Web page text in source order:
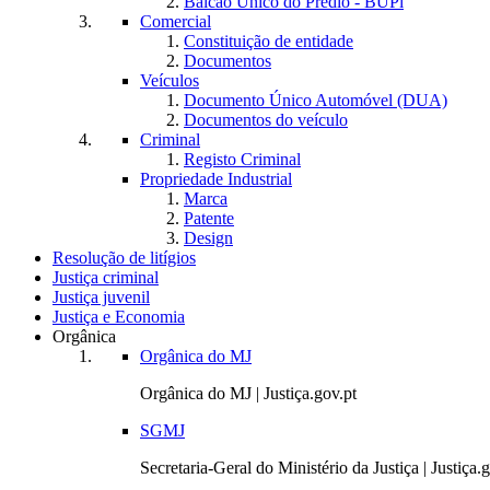
Comercial
Constituição de entidade
Documentos
Veículos
Documento Único Automóvel (DUA)
Documentos do veículo
Criminal
Registo Criminal
Propriedade Industrial
Marca
Patente
Design
Resolução de litígios
Justiça criminal
Justiça juvenil
Justiça e Economia
Orgânica
Orgânica do MJ
Orgânica do MJ | Justiça.gov.pt
SGMJ
Secretaria-Geral do Ministério da Justiça |